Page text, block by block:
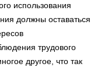
использования
должны оставаться
трудового
другое, что так